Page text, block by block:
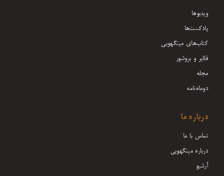
ویدیوها
پادکست‌ها
کتاب‌های مینگهویی
فلایر و بروشور
مجله
دوماه‌نامه
درباره ما
تماس با ما
درباره مینگهویی
آرشیو